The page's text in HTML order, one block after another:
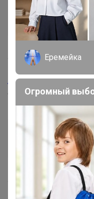
Мимоза
Великий
4 мая, 2021 13:13
Artemida, добрый
ориентировочно по
Артемида
4 мая, 2021 13:26
Еремейка
Огромный